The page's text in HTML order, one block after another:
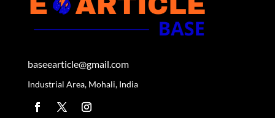
baseearticle@gmail.com
Industrial Area, Mohali, India